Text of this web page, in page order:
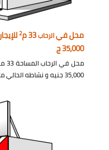
محل فيالرحاب 2
35,000 ج
محل في الرحاب المساحة 33 متر
35,000 جنيه و نشاطه الحالي ملابس واحذية